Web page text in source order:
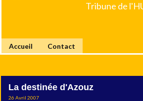
Tribune de
Accueil Contact
La destinée d'Azouz
26 Avril 2007